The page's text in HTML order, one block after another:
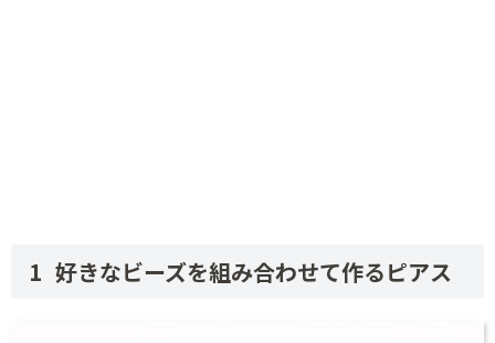
好きなビーズを組み合わせて作るピアス